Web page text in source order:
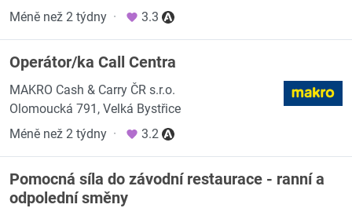
Méně než 2 týdny · 3.3
Operátor/ka Call Centra
MAKRO Cash & Carry ČR s.r.o.
Olomoucká 791, Velká Bystřice
Méně než 2 týdny · 3.2
Pomocná síla do závodní restaurace - ranní a
odpolední směny